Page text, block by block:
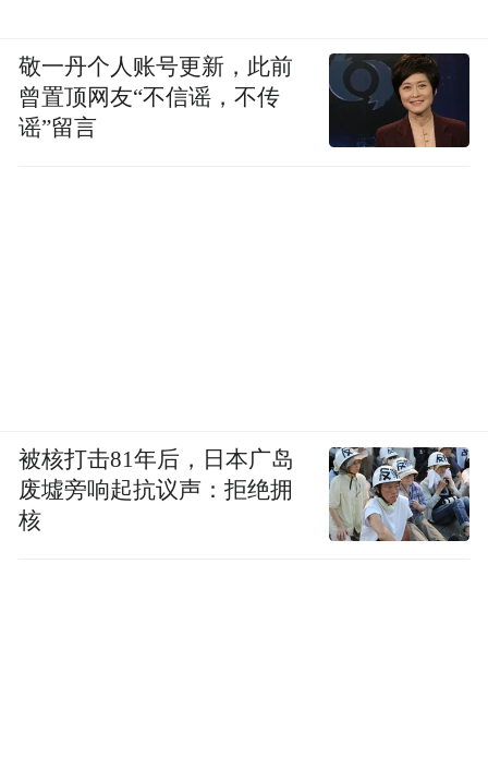
敬一丹个人账号更新，此前
曾置顶网友“不信谣，不传
谣”留言
被核打击81年后，日本广岛
废墟旁响起抗议声：拒绝拥
核